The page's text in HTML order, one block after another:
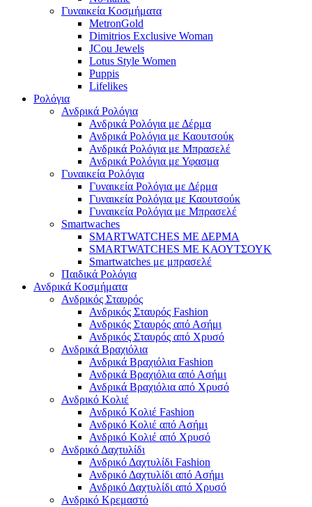
Γυναικεία Κοσμήματα
MetronGold
Dimitrios Exclusive Woman
JCou Jewels
Lotus Style Women
Puppis
Lifelikes
Ρολόγια
Ανδρικά Ρολόγια
Ανδρικά Ρολόγια με Δέρμα
Ανδρικά Ρολόγια με Καουτσούκ
Ανδρικά Ρολόγια με Μπρασελέ
Ανδρικά Ρολόγια με Υφασμα
Γυναικεία Ρολόγια
Γυναικεία Ρολόγια με Δέρμα
Γυναικεία Ρολόγια με Καουτσούκ
Γυναικεία Ρολόγια με Μπρασελέ
Smartwaches
SMARTWATCHES ΜΕ ΔΕΡΜΑ
SMARTWATCHES ΜΕ ΚΑΟΥΤΣΟΥΚ
Smartwatches με μπρασελέ
Παιδικά Ρολόγια
Ανδρικά Κοσμήματα
Ανδρικός Σταυρός
Ανδρικός Σταυρός Fashion
Ανδρικός Σταυρός από Ασήμι
Ανδρικός Σταυρός από Χρυσό
Ανδρικά Βραχιόλια
Ανδρικά Βραχιόλια Fashion
Ανδρικά Βραχιόλια από Ασήμι
Ανδρικά Βραχιόλια από Χρυσό
Ανδρικό Κολιέ
Ανδρικό Κολιέ Fashion
Ανδρικό Κολιέ από Ασήμι
Ανδρικό Κολιέ από Χρυσό
Ανδρικό Δαχτυλίδι
Ανδρικό Δαχτυλίδι Fashion
Ανδρικό Δαχτυλίδι από Ασήμι
Ανδρικό Δαχτυλίδι από Χρυσό
Ανδρικό Κρεμαστό